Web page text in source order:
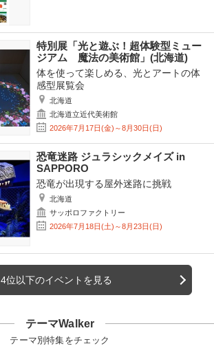
特別展「光と遊ぶ！超体験型ミュー
ジアム 魔法の美術館」(北海道)
体を使って楽しめる、光とアートの体
感型展覧会
北海道
北海道立近代美術館
2026年7月17日(金)～8月30日(日)
恐竜迷路 ジュラシックメイズ in
SAPPORO
恐竜が出現する屋外迷路に挑戦
北海道
サッポロファクトリー
2026年7月18日(土)～8月23日(日)
4位以下のイベントを見る
テーマWalker
テーマ別特集をチェック